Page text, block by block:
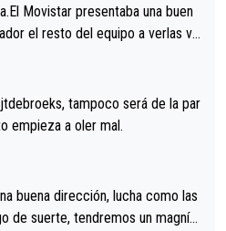
Movistar presentaba una buen
el resto del equipo a verlas ve
mejoría de Enric Más en San Seb
sigue la mejoría, podríamos ten
tampoco será de la par
empieza a oler mal.
buena dirección, lucha como las
de suerte, tendremos un magnífi